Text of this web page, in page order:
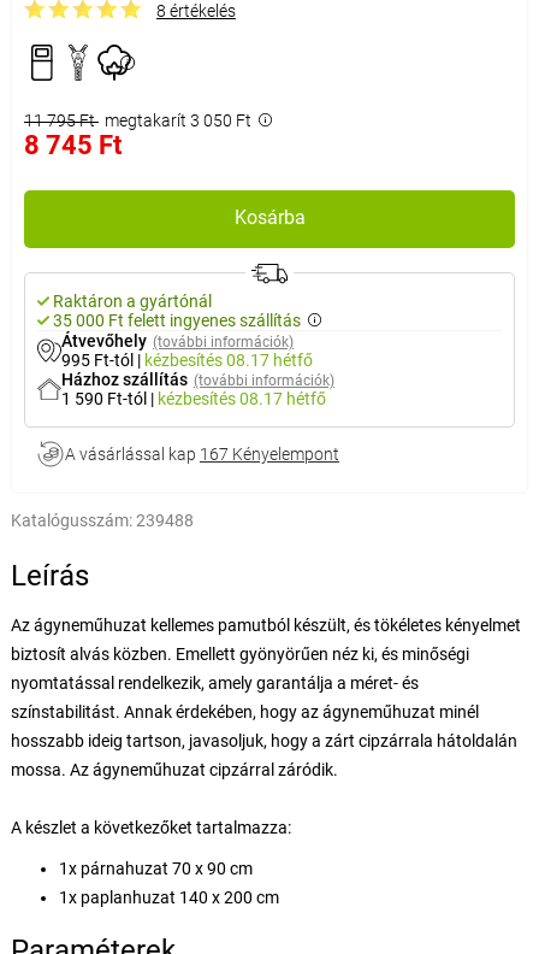
8 értékelés
11 795 Ft megtakarít 3 050 Ft
8 745 Ft
Kosárba
Raktáron a gyártónál
35 000 Ft felett ingyenes szállítás
Átvevőhely (további információk)
995 Ft-tól | kézbesítés08.17 hétfő
Házhoz szállítás (további információk)
1 590 Ft-tól | kézbesítés08.17 hétfő
A vásárlással kap 167 Kényelempont
Katalógusszám:239488
Leírás
Az ágyneműhuzat kellemes pamutból készült, és tökéletes kényelmet
biztosít alvás közben. Emellett gyönyörűen néz ki, és minőségi
nyomtatással rendelkezik, amely garantálja a méret- és
színstabilitást. Annak érdekében, hogy az ágyneműhuzat minél
hosszabb ideig tartson, javasoljuk, hogy a zárt cipzárrala hátoldalán
mossa. Az ágyneműhuzat cipzárral záródik.
A készlet a következőket tartalmazza:
1x párnahuzat 70 x 90 cm
1x paplanhuzat 140 x 200 cm